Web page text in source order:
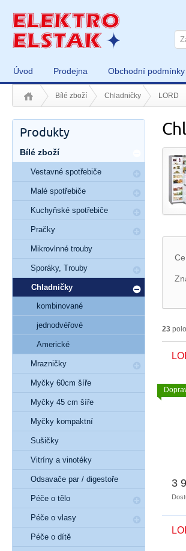
Úvod Prodejna Obchodní podmínky
Bílé zboží Chladničky LORD
23
3
Produkty
Bílé zboží
Vestavné spotřebiče
Malé spotřebiče
Kuchyňské spotřebiče
Pračky
Mikrovlnné trouby
Sporáky, Trouby
Chladničky
kombinované
jednodvéřové
Americké
Mrazničky
Myčky 60cm šíře
Myčky 45 cm šíře
Myčky kompaktní
Sušičky
Vitríny a vinotéky
Odsavače par / digestoře
Péče o tělo
Péče o vlasy
Péče o dítě